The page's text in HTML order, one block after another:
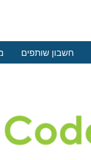
חשבון שותפים